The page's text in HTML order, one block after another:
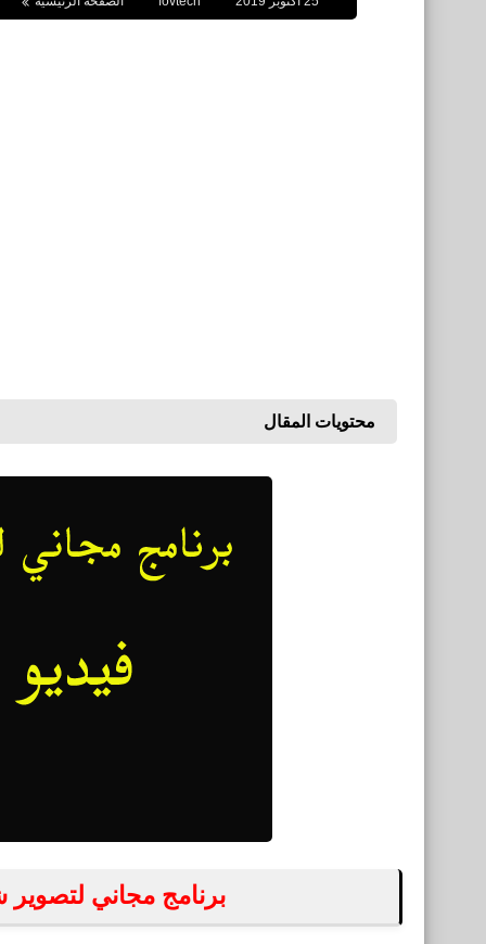
محتويات المقال
برنامج مجاني لتصوير